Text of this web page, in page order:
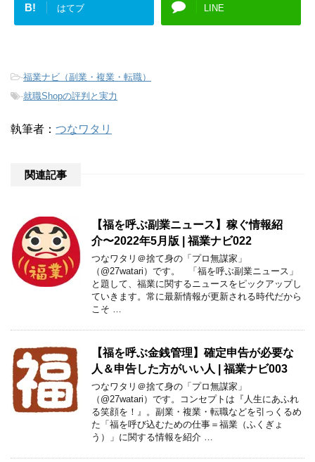
B! はてブ LINE
-福業ナビ（副業・複業・転職）
-就職Shopの評判と実力
執筆者： つなワタリ
関連記事
【福を呼ぶ副業ニュース】稼ぐ情報紹
介〜2022年5月版 | 福業ナビ022
つなワタリ＠捨て身の「プロ無謀家」
（@27watari）です。 「福を呼ぶ副業ニュース」
と題して、福業に関するニュースをピックアップし
ていきます。常に最新情報が更新される時代だから
こそ …
【福を呼ぶ金銭管理】確定申告が必要な
人＆申告した方がいい人 | 福業ナビ003
つなワタリ＠捨て身の「プロ無謀家」
（@27watari）です。コンセプトは『人生にあふれ
る笑顔を！』。副業・複業・転職などを引っくるめ
た「福を呼び込むための仕事＝福業（ふくぎょ
う）」に関する情報を紹介 …